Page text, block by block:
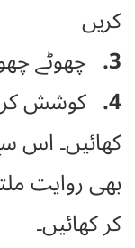
کریں
3. چھوٹے
4. کوشش
کھائیں۔ اس
بھی روایت
کر کھائیں۔